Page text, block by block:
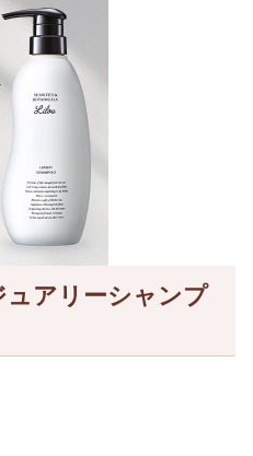
アリーシャンプ